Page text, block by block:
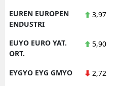
EUREN EUROPEN
ENDUSTRI
3,97
EUYO EURO YAT.
ORT.
5,90
EYGYO EYG GMYO 2,72